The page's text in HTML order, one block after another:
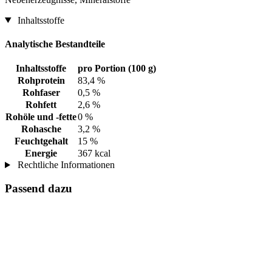
Inhaltsstoffe
Analytische Bestandteile
Inhaltsstoffe
pro Portion (100 g)
Rohprotein
83,4 %
Rohfaser
0,5 %
Rohfett
2,6 %
Rohöle und -fette0 %
Rohasche
3,2 %
Feuchtgehalt
15 %
Energie
367 kcal
Rechtliche Informationen
Passend dazu